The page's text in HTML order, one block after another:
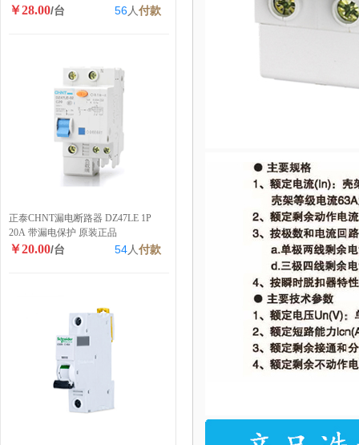
￥28.00/台 56人付款
正泰CHNT漏电断路器 DZ47LE 1P
20A 带漏电保护 原装正品
￥20.00/台 54人付款